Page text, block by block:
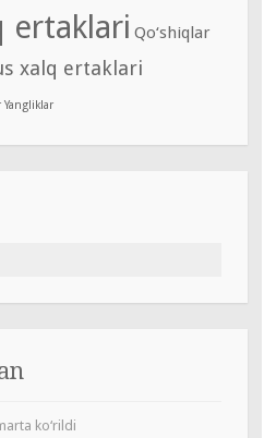
ertaklari Qo‘shiqlar
xalq ertaklari
Yangliklar
ko‘rildi